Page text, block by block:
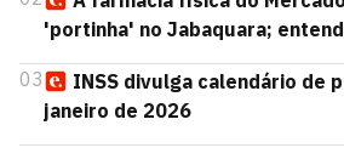
'portinha' no Jabaquara;
03
INSS divulga calendário de
janeiro de 2026